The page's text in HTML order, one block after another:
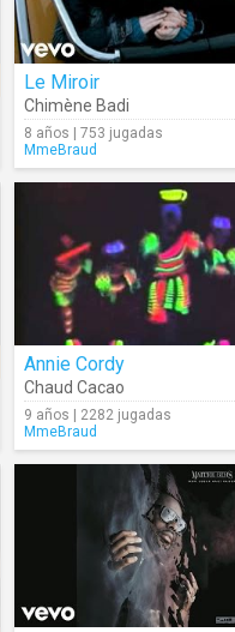
Le Miroir
Chimène Badi
8 años | 753 jugadas
MmeBraud
Annie Cordy
Chaud Cacao
9 años | 2282 jugadas
MmeBraud